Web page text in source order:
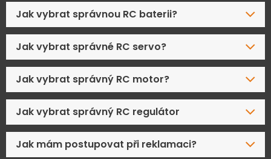
Jak vybrat správnou RC baterii?
Jak vybrat správné RC servo?
Jak vybrat správný RC motor?
Jak vybrat správný RC regulátor
Jak mám postupovat při reklamaci?